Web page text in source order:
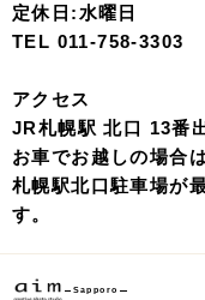
定休日:水曜日
TEL 011-758-3303
アクセス
JR札幌駅 北口 13番
お車でお越しの場合
札幌駅北口駐車場が
す。
Sapporo